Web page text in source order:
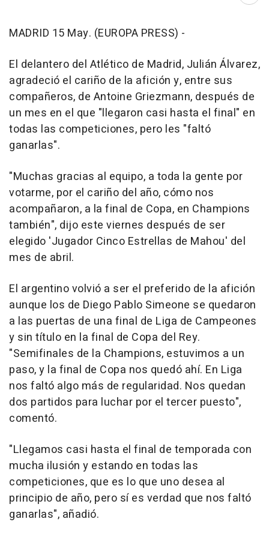
MADRID 15 May. (EUROPA PRESS) -
El delantero del Atlético de Madrid, Julián Álvarez,
agradeció el cariño de la afición y, entre sus
compañeros, de Antoine Griezmann, después de
un mes en el que "llegaron casi hasta el final" en
todas las competiciones, pero les "faltó
ganarlas".
"Muchas gracias al equipo, a toda la gente por
votarme, por el cariño del año, cómo nos
acompañaron, a la final de Copa, en Champions
también", dijo este viernes después de ser
elegido 'Jugador Cinco Estrellas de Mahou' del
mes de abril.
El argentino volvió a ser el preferido de la afición
aunque los de Diego Pablo Simeone se quedaron
a las puertas de una final de Liga de Campeones
y sin título en la final de Copa del Rey.
"Semifinales de la Champions, estuvimos a un
paso, y la final de Copa nos quedó ahí. En Liga
nos faltó algo más de regularidad. Nos quedan
dos partidos para luchar por el tercer puesto",
comentó.
"Llegamos casi hasta el final de temporada con
mucha ilusión y estando en todas las
competiciones, que es lo que uno desea al
principio de año, pero sí es verdad que nos faltó
ganarlas", añadió.